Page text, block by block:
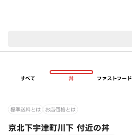
すべて 丼 ファストフード
標準送料とは お店価格とは
京北下宇津町川下 付近の丼